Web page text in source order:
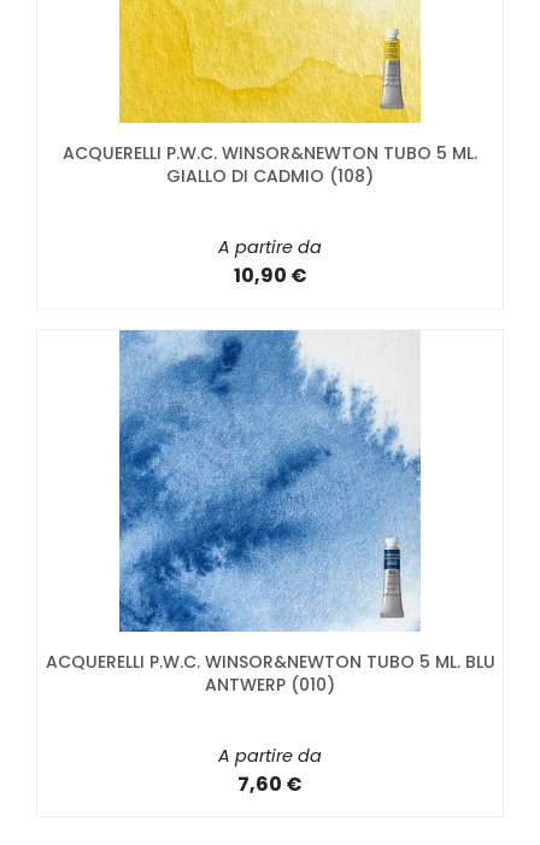
ACQUERELLI P.W.C. WINSOR&NEWTON TUBO 5 ML.
GIALLO DI CADMIO (108)
A partire da
10,90 €
ACQUERELLI P.W.C. WINSOR&NEWTON TUBO 5 ML. BLU
ANTWERP (010)
A partire da
7,60 €